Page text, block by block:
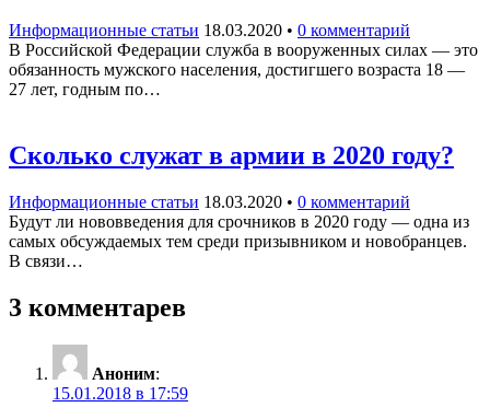
Информационные статьи 18.03.2020 • 0 комментарий
В Российской Федерации служба в вооруженных силах — это
обязанность мужского населения, достигшего возраста 18 —
27 лет, годным по…
Сколько служат в армии в 2020 году?
Информационные статьи 18.03.2020 • 0 комментарий
Будут ли нововведения для срочников в 2020 году — одна из
самых обсуждаемых тем среди призывником и новобранцев.
В связи…
3 комментарев
Аноним:
15.01.2018 в 17:59